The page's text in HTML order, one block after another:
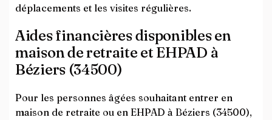
déplacements et les visites régulières.
Aides financières disponibles en
maison de retraite et EHPAD à
Béziers (34500)
Pour les personnes âgées souhaitant entrer en
maison de retraite ou en EHPAD à Béziers (34500),